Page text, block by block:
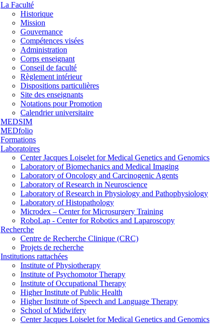
La Faculté
Historique
Mission
Gouvernance
Compétences visées
Administration
Corps enseignant
Conseil de faculté
Règlement intérieur
Dispositions particulières
Site des enseignants
Notations pour Promotion
Calendrier universitaire
MEDSIM
MEDfolio
Formations
Laboratoires
Center Jacques Loiselet for Medical Genetics and Genomics
Laboratory of Biomechanics and Medical Imaging
Laboratory of Oncology and Carcinogenic Agents
Laboratory of Research in Neuroscience
Laboratory of Research in Physiology and Pathophysiology
Laboratory of Histopathology
Microdex – Center for Microsurgery Training
RoboLap - Center for Robotics and Laparoscopy
Recherche
Centre de Recherche Clinique (CRC)
Projets de recherche
Institutions rattachées
Institute of Physiotherapy
Institute of Psychomotor Therapy
Institute of Occupational Therapy
Higher Institute of Public Health
Higher Institute of Speech and Language Therapy
School of Midwifery
Center Jacques Loiselet for Medical Genetics and Genomics